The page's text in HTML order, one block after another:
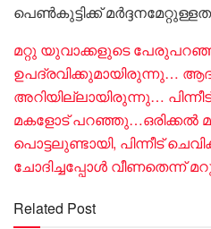
പെൺകുട്ടിക്ക്
മറ്റു യുവാക്കളുടെ
ഉപദ്രവിക്കുമായിരുന്നു…
അറിയില്ലായിരുന്നു…
മകളോട് പറഞ്ഞു…ഒരിക്കൽ
പൊട്ടലുണ്ടായി, പിന്നീട്
ചോദിച്ചപ്പോൾ വീണതെന്ന്
Related Post